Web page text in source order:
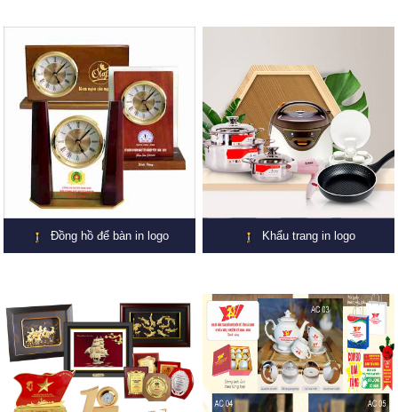
Đồng hồ để bàn in logo Khẩu trang in logo